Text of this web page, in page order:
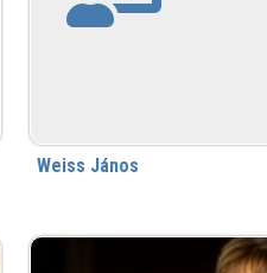
Weiss János